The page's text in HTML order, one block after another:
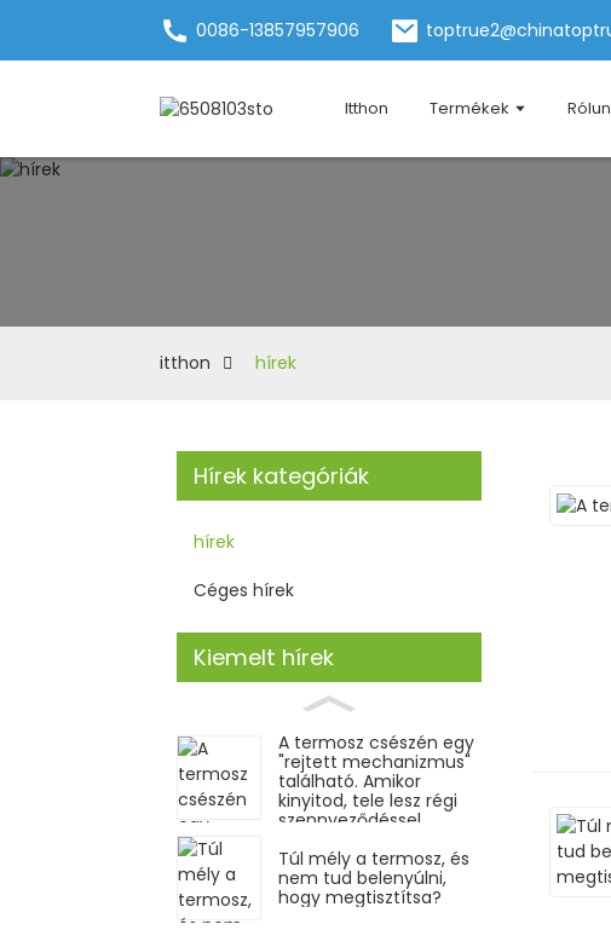
0086-13857957906
Itthon Termékek
itthon hírek
Hírek kategóriák
hírek
Céges hírek
Kiemelt hírek
A termosz csészén egy
"rejtett mechanizmus"
található. Amikor
kinyitod, tele lesz régi
szennyeződéssel
Túl mély a termosz, és
nem tud belenyúlni,
hogy megtisztítsa?